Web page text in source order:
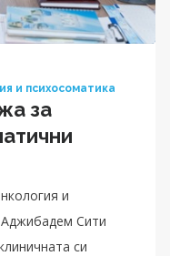
и психосоматика
за
и
Сити
си